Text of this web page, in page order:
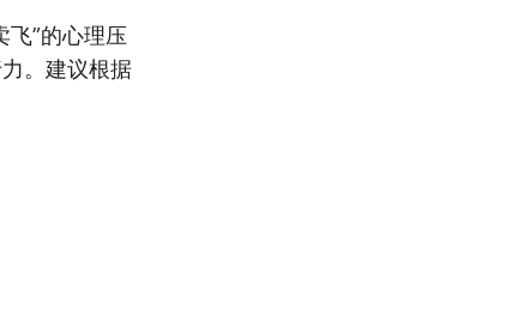
飞”的心理压
。建议根据